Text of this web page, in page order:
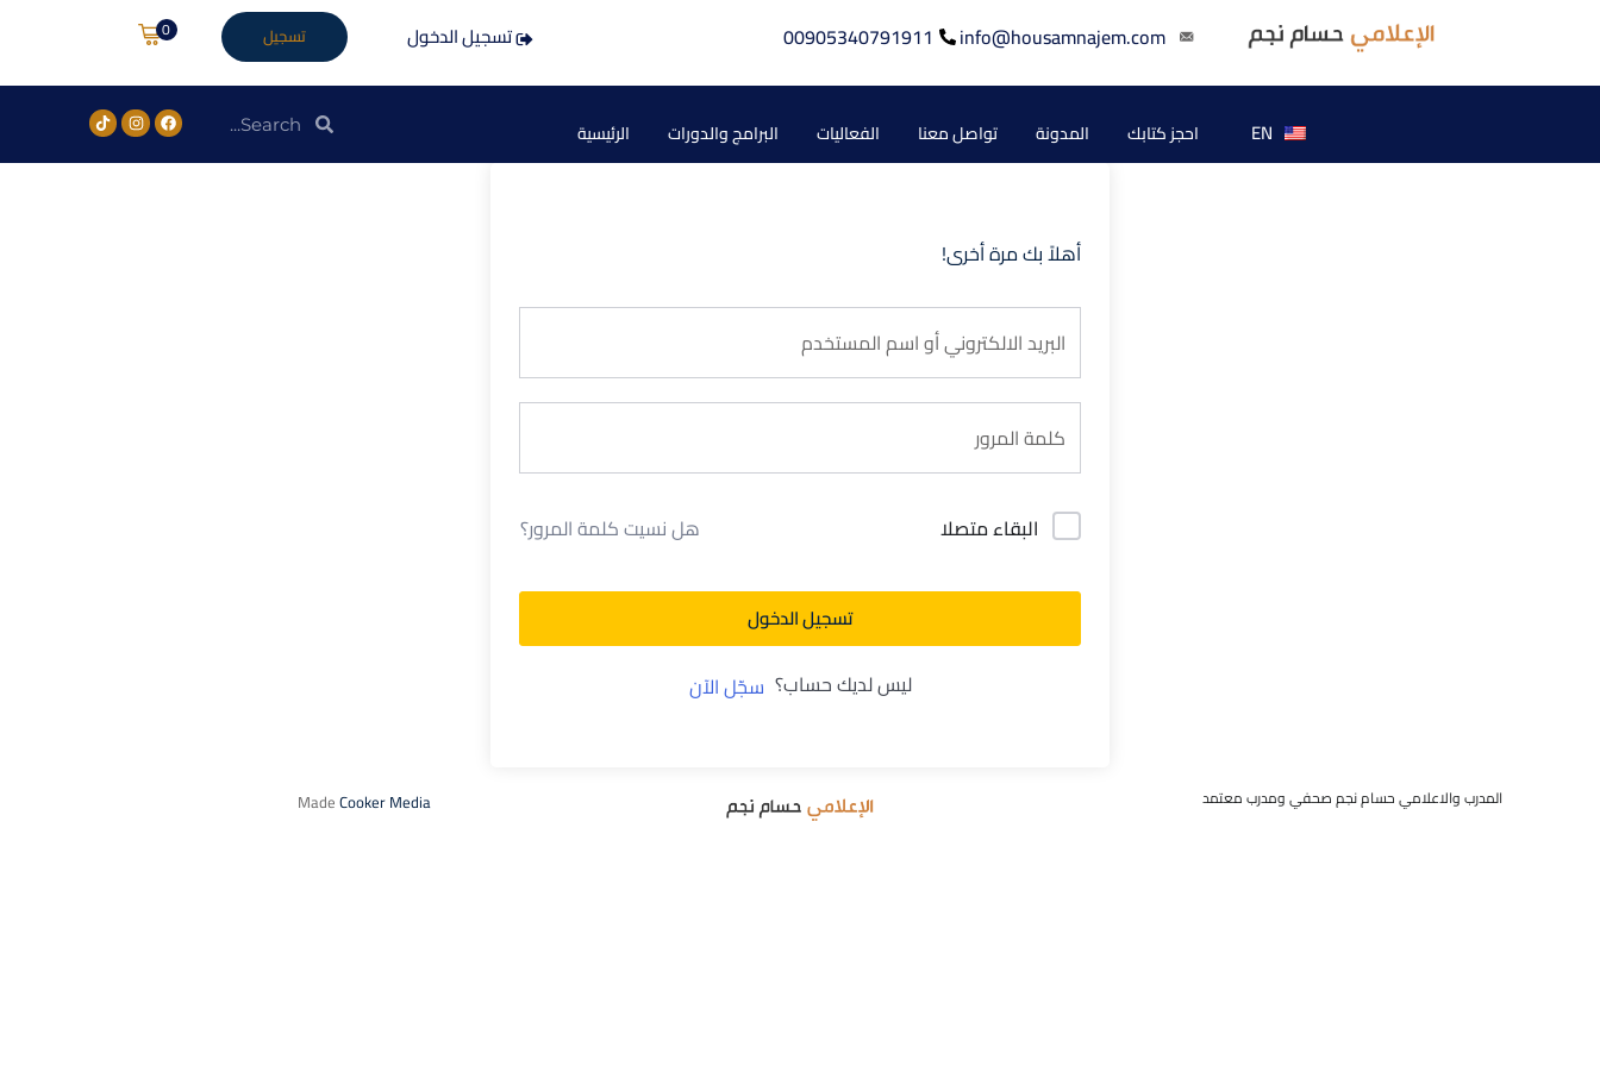
info@housamnajem.com
00905340791911 تسجيل الدخول تسجيل 0
الرئيسية البرامج والدورات الفعاليات تواصل معنا المدونة احجز كتابك EN
أهلاً بك مرة أخرى!
البقاء متصلا هل نسيت كلمة المرور؟
تسجيل الدخول
ليس لديك حساب؟ سجّل الآن
المدرب والاعلامي حسام نجم صحفي ومدرب معتمد MadeCooker Media